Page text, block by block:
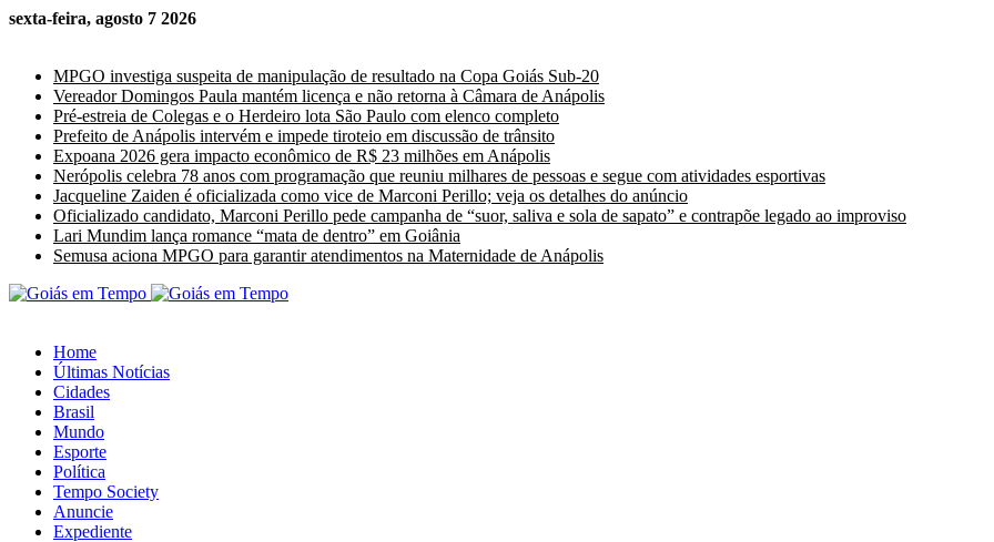
sexta-feira, agosto 7 2026
MPGO investiga suspeita de manipulação de resultado na Copa Goiás Sub-20
Vereador Domingos Paula mantém licença e não retorna à Câmara de Anápolis
Pré-estreia de Colegas e o Herdeiro lota São Paulo com elenco completo
Prefeito de Anápolis intervém e impede tiroteio em discussão de trânsito
Expoana 2026 gera impacto econômico de R$ 23 milhões em Anápolis
Nerópolis celebra 78 anos com programação que reuniu milhares de pessoas e segue com atividades esportivas
Jacqueline Zaiden é oficializada como vice de Marconi Perillo; veja os detalhes do anúncio
Oficializado candidato, Marconi Perillo pede campanha de “suor, saliva e sola de sapato” e contrapõe legado ao improviso
Lari Mundim lança romance “mata de dentro” em Goiânia
Semusa aciona MPGO para garantir atendimentos na Maternidade de Anápolis
Home
Últimas Notícias
Cidades
Brasil
Mundo
Esporte
Política
Tempo Society
Anuncie
Expediente